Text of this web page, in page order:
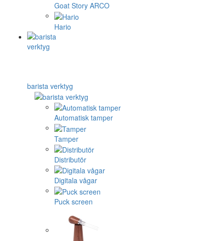
Goat Story ARCO
Hario
barista verktyg
Automatisk tamper
Tamper
Distributör
Digitala vågar
Puck screen